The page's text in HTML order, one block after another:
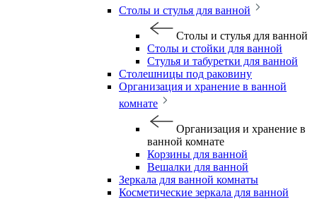
Столы и стулья для ванной
Столы и стулья для ванной
Столы и стойки для ванной
Стулья и табуретки для ванной
Столешницы под раковину
Организация и хранение в ванной
комнате
Организация и хранение в
ванной комнате
Корзины для ванной
Вешалки для ванной
Зеркала для ванной комнаты
Косметические зеркала для ванной